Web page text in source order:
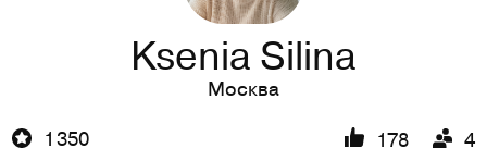
Ksenia Silina
Москва
1 350
178 4